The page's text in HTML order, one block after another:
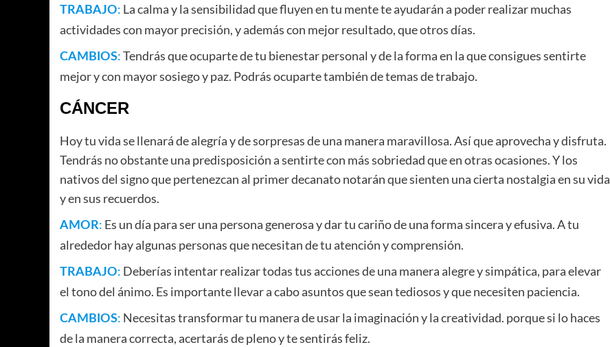
TRABAJO: La calma y la sensibilidad que fluyen en tu mente te ayudarán a poder realizar muchas
actividades con mayor precisión, y además con mejor resultado, que otros días.
CAMBIOS:Tendrás que ocuparte de tu bienestar personal y de la forma en la que consigues sentirte
mejor y con mayor sosiego y paz. Podrás ocuparte también de temas de trabajo.
CÁNCER
Hoy tu vida se llenará de alegría y de sorpresas de una manera maravillosa. Así que aprovecha y disfruta.
Tendrás no obstante una predisposición a sentirte con más sobriedad que en otras ocasiones. Y los
nativos del signo que pertenezcan al primer decanato notarán que sienten una cierta nostalgia en su vida
y en sus recuerdos.
AMOR: Es un día para ser una persona generosa y dar tu cariño de una forma sincera y efusiva. A tu
alrededor hay algunas personas que necesitan de tu atención y comprensión.
TRABAJO: Deberías intentar realizar todas tus acciones de una manera alegre y simpática, para elevar
el tono del ánimo. Es importante llevar a cabo asuntos que sean tediosos y que necesiten paciencia.
CAMBIOS: Necesitas transformar tu manera de usar la imaginación y la creatividad. porque si lo haces
de la manera correcta, acertarás de pleno y te sentirás feliz.